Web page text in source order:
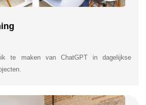
te maken van ChatGPT in dagelijkse